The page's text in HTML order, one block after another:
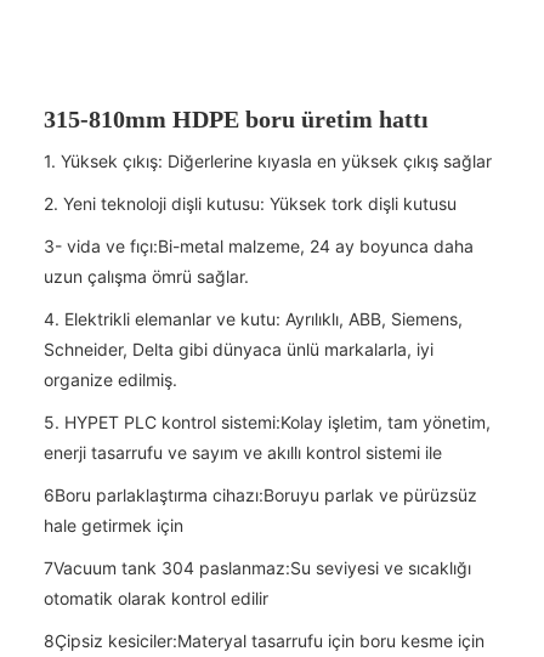
315-810mm HDPE boru üretim hattı
1. Yüksek çıkış: Diğerlerine kıyasla en yüksek çıkış sağlar
2. Yeni teknoloji dişli kutusu: Yüksek tork dişli kutusu
3- vida ve fıçı:Bi-metal malzeme, 24 ay boyunca daha
uzun çalışma ömrü sağlar.
4. Elektrikli elemanlar ve kutu: Ayrılıklı, ABB, Siemens,
Schneider, Delta gibi dünyaca ünlü markalarla, iyi
organize edilmiş.
5. HYPET PLC kontrol sistemi:Kolay işletim, tam yönetim,
enerji tasarrufu ve sayım ve akıllı kontrol sistemi ile
6Boru parlaklaştırma cihazı:Boruyu parlak ve pürüzsüz
hale getirmek için
7Vacuum tank 304 paslanmaz:Su seviyesi ve sıcaklığı
otomatik olarak kontrol edilir
8Çipsiz kesiciler:Materyal tasarrufu için boru kesme için